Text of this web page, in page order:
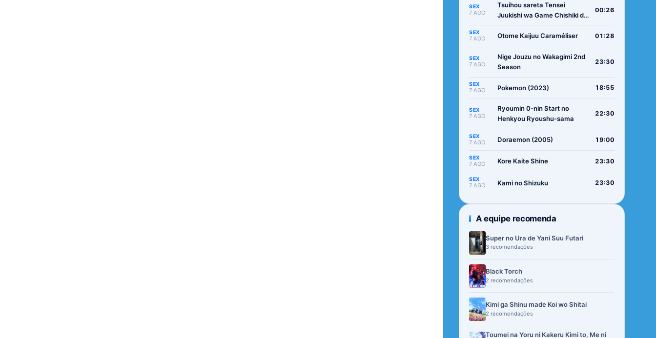
SEX
7 AGO
Tsuihou sareta Tensei
Juukishi wa Game Chishiki de
00:26
SEX
7 AGO Otome Kaijuu Caraméliser 01:28
SEX
7 AGO
Nige Jouzu no Wakagimi 2nd
Season
23:30
SEX
7 AGO Pokemon (2023) 18:55
SEX
7 AGO
Ryoumin 0-nin Start no
Henkyou Ryoushu-sama
22:30
SEX
7 AGO Doraemon (2005) 19:00
SEX
7 AGO Kore Kaite Shine 23:30
SEX
7 AGO Kami no Shizuku 23:30
A equipe recomenda
Super no Ura de Yani Suu Futari
3 recomendações
Black Torch
2 recomendações
Kimi ga Shinu made Koi wo Shitai
2 recomendações
Toumei na Yoru ni Kakeru Kimi to, Me ni